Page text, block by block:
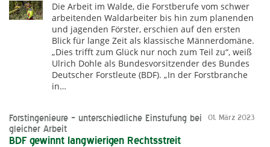
Die Arbeit im Walde, die Forstberufe vom schwer
arbeitenden Waldarbeiter bis hin zum planenden
und jagenden Förster, erschien auf den ersten
Blick für lange Zeit als klassische Männerdomäne.
„Dies trifft zum Glück nur noch zum Teil zu“, weiß
Ulrich Dohle als Bundesvorsitzender des Bundes
Deutscher Forstleute (BDF). „In der Forstbranche
in…
01. März 2023
Forstingenieure – unterschiedliche Einstufung bei
gleicher Arbeit
BDF gewinnt langwierigen Rechtsstreit